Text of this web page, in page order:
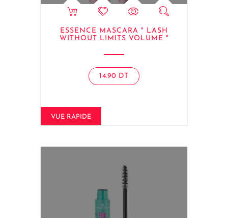
ESSENCE MASCARA " LASH
WITHOUT LIMITS VOLUME "
14.90 DT
VUE RAPIDE